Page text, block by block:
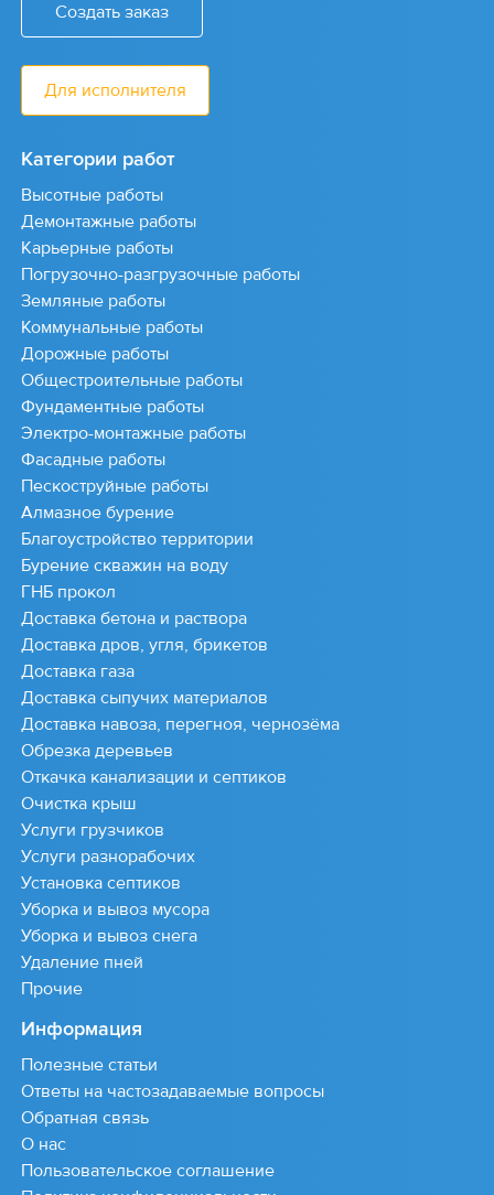
Создать заказ
Для исполнителя
Категории работ
Высотные работы
Демонтажные работы
Карьерные работы
Погрузочно-разгрузочные работы
Земляные работы
Коммунальные работы
Дорожные работы
Общестроительные работы
Фундаментные работы
Электро-монтажные работы
Фасадные работы
Пескоструйные работы
Алмазное бурение
Благоустройство территории
Бурение скважин на воду
ГНБ прокол
Доставка бетона и раствора
Доставка дров, угля, брикетов
Доставка газа
Доставка сыпучих материалов
Доставка навоза, перегноя, чернозёма
Обрезка деревьев
Откачка канализации и септиков
Очистка крыш
Услуги грузчиков
Услуги разнорабочих
Установка септиков
Уборка и вывоз мусора
Уборка и вывоз снега
Удаление пней
Прочие
Информация
Полезные статьи
Ответы на частозадаваемые вопросы
Обратная связь
О нас
Пользовательское соглашение